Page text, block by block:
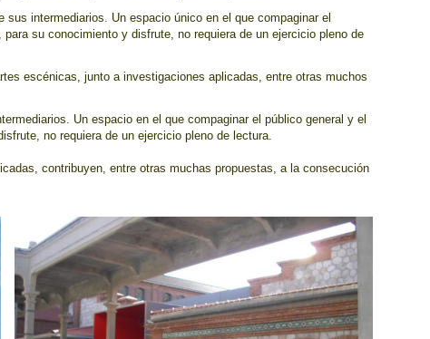
intermediarios. Un espacio único en el que compaginar el
su conocimiento y disfrute, no requiera de un ejercicio pleno de
escénicas, junto a investigaciones aplicadas, entre otras muchos
Un espacio en el que compaginar el público general y el
no requiera de un ejercicio pleno de lectura.
contribuyen, entre otras muchas propuestas, a la consecución